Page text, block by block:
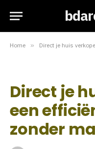
Home » Direct je huis
Direct je
een
zonder